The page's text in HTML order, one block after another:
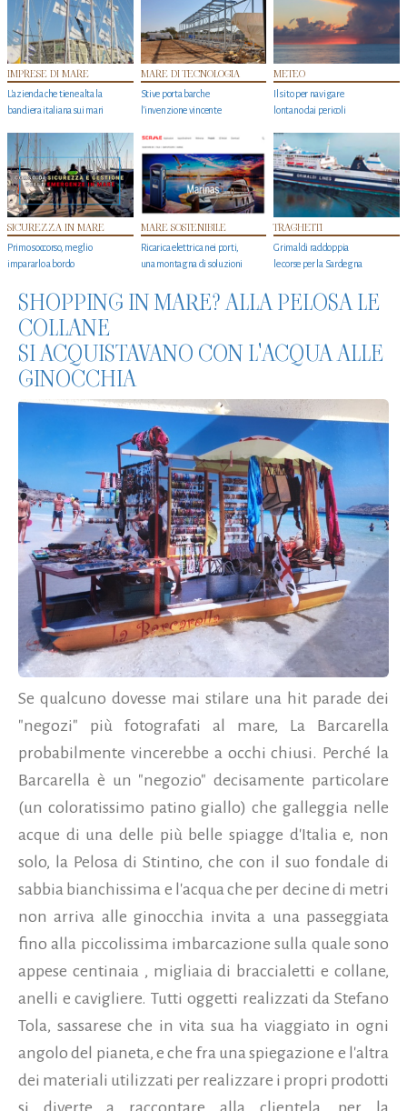
IMPRESE DI MARE
L'azienda che tiene alta la
bandiera italiana sui mari
MARE DI TECNOLOGIA
Stive porta barche
l'invenzione vincente
METEO
Il sito per navigare
lontano dai pericoli
SICUREZZA IN MARE
Primo soccorso, meglio
impararlo a bordo
MARE SOSTENIBILE
Ricarica elettrica nei porti,
una montagna di soluzioni
TRAGHETTI
Grimaldi raddoppia
le corse per la Sardegna
SHOPPING IN MARE? ALLA PELOSA LE
COLLANE
SI ACQUISTAVANO CON L'ACQUA ALLE
GINOCCHIA
Se qualcuno dovesse mai stilare una hit parade dei
"negozi" più fotografati al mare, La Barcarella
probabilmente vincerebbe a occhi chiusi. Perché la
Barcarella è un "negozio" decisamente particolare
(un coloratissimo patino giallo) che galleggia nelle
acque di una delle più belle spiagge d'Italia e, non
solo, la Pelosa di Stintino, che con il suo fondale di
sabbia bianchissima e l'acqua che per decine di metri
non arriva alle ginocchia invita a una passeggiata
fino alla piccolissima imbarcazione sulla quale sono
appese centinaia , migliaia di braccialetti e collane,
anelli e cavigliere.Tutti oggetti realizzati da Stefano
Tola, sassarese che in vita sua ha viaggiato in ogni
angolo del pianeta, e che fra una spiegazione e l'altra
dei materiali utilizzati per realizzare i propri prodotti
si diverte a raccontare alla clientela, per la